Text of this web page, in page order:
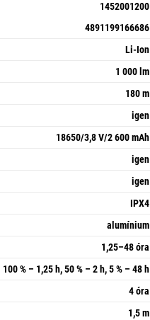
1452001200
4891199166686
Li-Ion
1 000 lm
180 m
igen
18650/3,8 V/2 600 mAh
igen
igen
IPX4
alumínium
1,25–48 óra
100 % – 1,25 h, 50 % – 2 h, 5 % – 48 h
4 óra
1,5 m